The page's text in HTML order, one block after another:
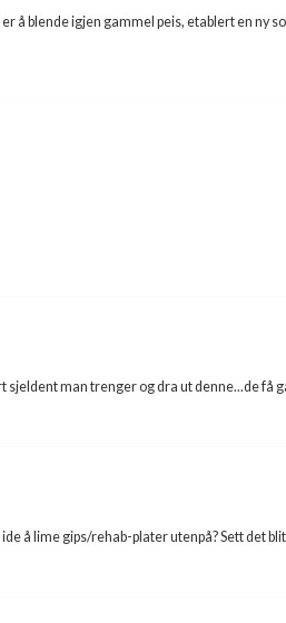
blende igjen gammel peis, etablert en ny
sjeldent man trenger og dra ut denne...de få
å lime gips/rehab-plater utenpå? Sett det